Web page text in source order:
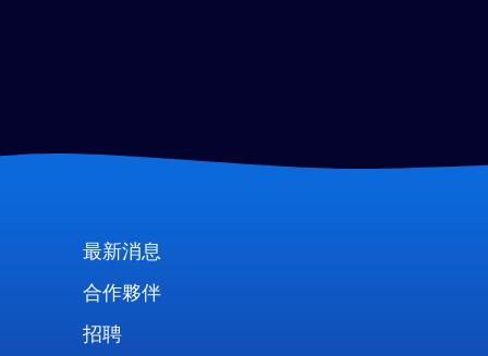
最新消息
合作夥伴
招聘